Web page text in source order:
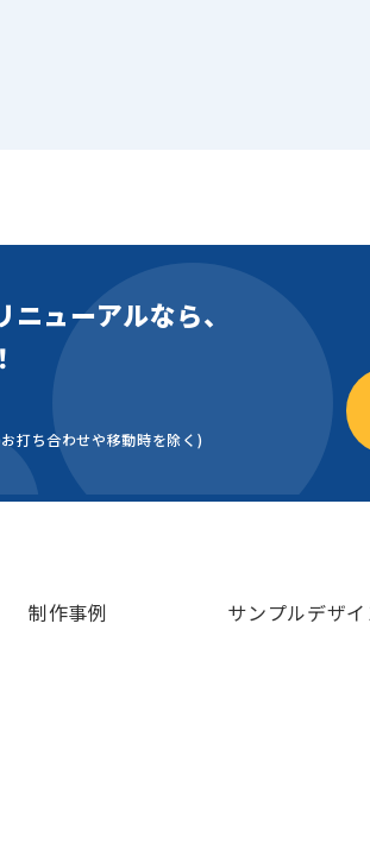
ューアルなら、
打ち合わせや移動時を除く)
制作事例 サンプルデザイ